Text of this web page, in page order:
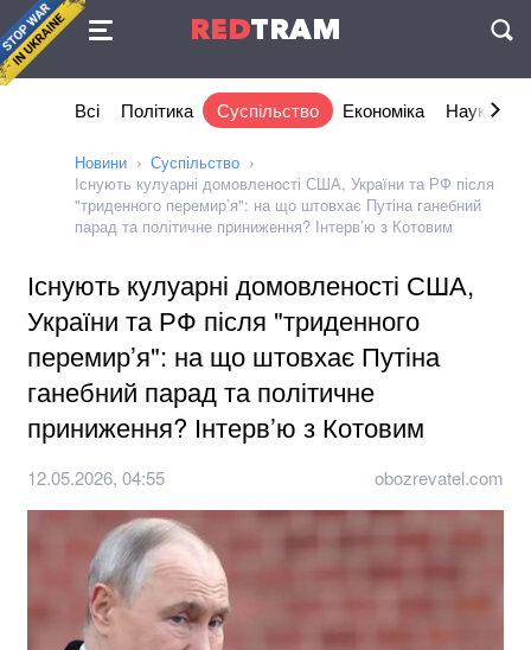
REDTRAM
Угода
Всі Політика Суспільство Економіка Наука та
Новини
Суспільство
Існують кулуарні домовленості США, України та РФ після
"триденного перемир’я": на що штовхає Путіна ганебний
парад та політичне приниження? Інтерв’ю з Котовим
Існують кулуарні домовленості США,
України та РФ після "триденного
перемир’я": на що штовхає Путіна
ганебний парад та політичне
приниження? Інтерв’ю з Котовим
12.05.2026, 04:55 obozrevatel.com